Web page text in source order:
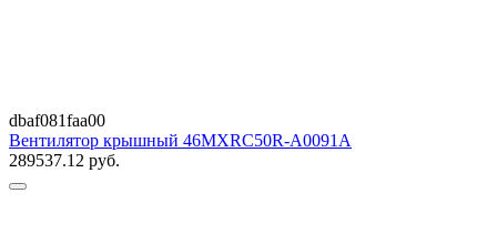
dbaf081faa00
Вентилятор крышный 46MXRC50R-A0091A
289537.12 руб.